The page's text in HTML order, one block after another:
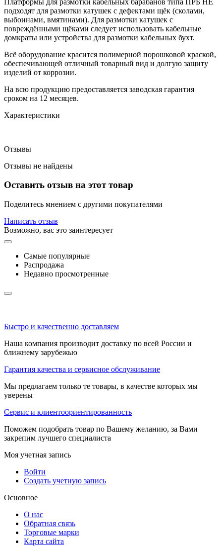
подходят для размотки катушек с дефектами щёк (сколами,
выбоинами, вмятинами). Для размотки катушек с
повреждёнными щёками следует использовать кабельные
домкраты или устройства для размотки кабельных бухт.
Всё оборудование красится полимерной порошковой краской,
обеспечивающей отличный товарный вид и долгую защиту
изделий от коррозии.
На всю продукцию предоставляется заводская гарантия
сроком на 12 месяцев.
Характеристики
Отзывы
Отзывы не найдены
Оставить отзыв на этот товар
Поделитесь мнением с другими покупателями
Написать отзыв
Возможно, вас это заинтересует
Самые популярные
Распродажа
Недавно просмотренные
Быстро и качественно доставляем
Наша компания производит доставку по всей России и
ближнему зарубежью
Гарантия качества и сервисное обслуживание
Мы предлагаем только те товары, в качестве которых мы
уверены
Сервис и клиентоориентированность
Поможем подобрать товар по Вашему желанию, за Вами
закрепим лучшего специалиста
Моя учетная запись
Войти
Создать учетную запись
Основное
О нас
Обратная связь
Торговые марки
Карта сайта